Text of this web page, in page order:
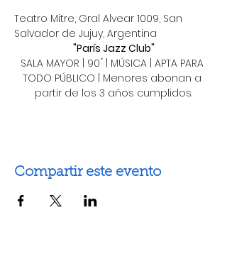
Teatro Mitre, Gral Alvear 1009, San
Salvador de Jujuy, Argentina
"París Jazz Club"
SALA MAYOR | 90 ́ | MÚSICA | APTA PARA
TODO PÚBLICO | Menores abonan a
partir de los 3 años cumplidos.
Compartir este evento